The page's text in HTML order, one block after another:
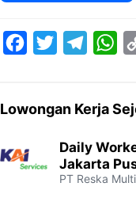
e
o
t
t
e
r
e
r
a
W
t
A
p
Lowongan Kerja
Daily
Jakarta
PT Reska